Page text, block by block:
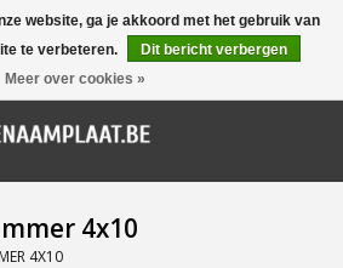
0 Artikelen - €0,00
4x10
4X10
website, ga je akkoord met het gebruik van
te verbeteren.
Dit bericht verbergen
Meer over cookies »